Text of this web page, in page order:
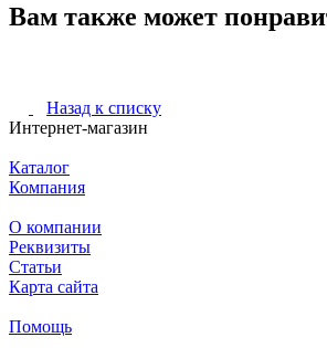
Вам также может
Назад к списку
Интернет-магазин
Каталог
Компания
О компании
Реквизиты
Статьи
Карта сайта
Помощь